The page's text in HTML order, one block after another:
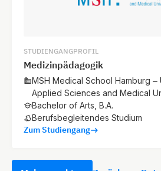
STUDIENGANGPROFIL
Medizinpädagogik
MSH Medical School Hamburg
Applied Sciences and Medical
Bachelor of Arts, B.A.
Berufsbegleitendes Studium
Zum Studiengang